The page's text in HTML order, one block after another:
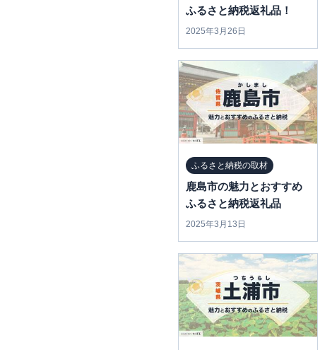
ふるさと納税返礼品！
2025年3月26日
ふるさと納税の取材
鹿島市の魅力とおすすめ
ふるさと納税返礼品
2025年3月13日